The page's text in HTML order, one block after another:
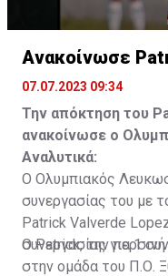
Ανακοίνωσε
07.07.2023 09:34
Την απόκτηση του
ανακοίνωσε ο
Αναλυτικά:
Ο Ολυμπιακός
συνεργασίας του με
Patrick Valverde
συνεργασίας για 1
Ο Patrick, την
στην ομάδα του Π.Ο.